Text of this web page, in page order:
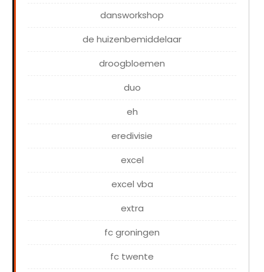
dansworkshop
de huizenbemiddelaar
droogbloemen
duo
eh
eredivisie
excel
excel vba
extra
fc groningen
fc twente